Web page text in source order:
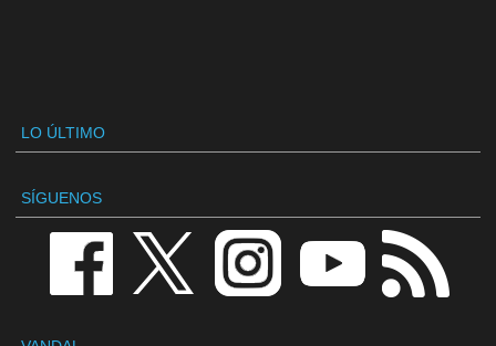
LO ÚLTIMO
SÍGUENOS